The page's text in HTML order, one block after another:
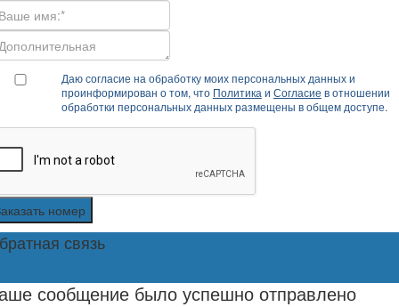
Даю согласие на обработку моих персональных данных и
проинформирован о том, что Политика и Согласие в отношении
обработки персональных данных размещены в общем доступе.
номер
связь
сообщение было успешно отправлено